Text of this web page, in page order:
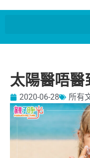
太陽醫唔醫
2020-06-28 所有